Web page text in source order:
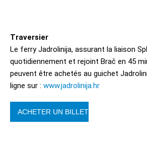
Traversier
Le ferry Jadrolinija, assurant la liaison
quotidiennement et rejoint Brač en 45
peuvent être achetés au guichet
ligne sur : www.jadrolinija.hr
ACHETER UN BILLET